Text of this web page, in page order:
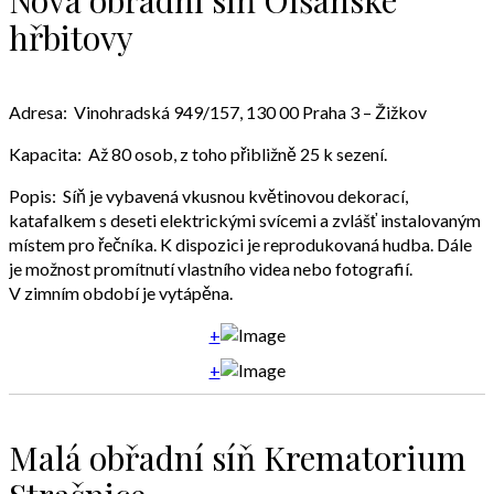
hřbitovy
Adresa: Vinohradská 949/157, 130 00 Praha 3 – Žižkov
Kapacita: Až 80 osob, z toho přibližně 25 k sezení.
Popis: Síň je vybavená vkusnou květinovou dekorací,
katafalkem s deseti elektrickými svícemi a zvlášť instalovaným
místem pro řečníka. K dispozici je reprodukovaná hudba. Dále
je možnost promítnutí vlastního videa nebo fotografií.
V zimním období je vytápěna.
+
+
Malá obřadní síň Krematorium